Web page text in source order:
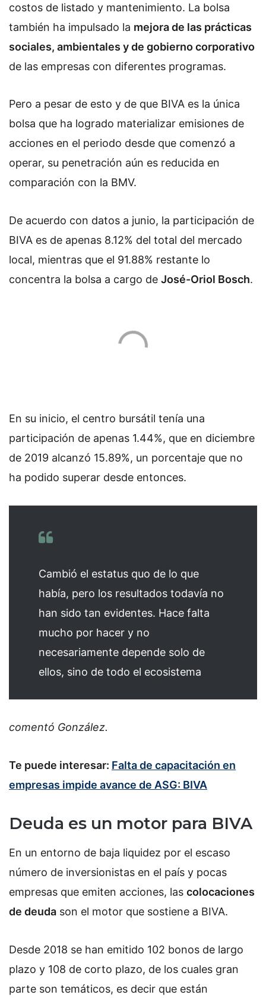
costos de listado y mantenimiento. La bolsa
también ha impulsado la mejora de las prácticas
sociales, ambientales y de gobierno corporativo
de las empresas con diferentes programas.
Pero a pesar de esto y de que BIVA es la única
bolsa que ha logrado materializar emisiones de
acciones en el periodo desde que comenzó a
operar, su penetración aún es reducida en
comparación con la BMV.
De acuerdo con datos a junio, la participación de
BIVA es de apenas 8.12% del total del mercado
local, mientras que el 91.88% restante lo
concentra la bolsa a cargo de José-Oriol Bosch.
En su inicio, el centro bursátil tenía una
participación de apenas 1.44%, que en diciembre
de 2019 alcanzó 15.89%, un porcentaje que no
ha podido superar desde entonces.
Cambió el estatus quo de lo que
había, pero los resultados todavía no
han sido tan evidentes. Hace falta
mucho por hacer y no
necesariamente depende solo de
ellos, sino de todo el ecosistema
comentó González.
Te puede interesar: Falta de capacitación en
empresas impide avance de ASG: BIVA
Deuda es un motor para BIVA
En un entorno de baja liquidez por el escaso
número de inversionistas en el país y pocas
empresas que emiten acciones, las colocaciones
de deuda son el motor que sostiene a BIVA.
Desde 2018 se han emitido 102 bonos de largo
plazo y 108 de corto plazo, de los cuales gran
parte son temáticos, es decir que están